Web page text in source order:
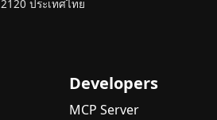
ประเทศไทย
Developers
MCP Server